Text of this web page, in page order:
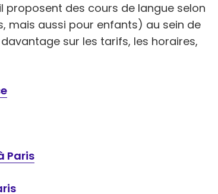
proposent des cours de langue selon
mais aussi pour enfants) au sein de
sur les tarifs, les horaires,
Paris